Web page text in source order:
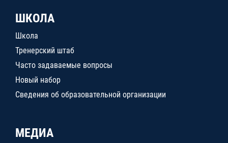
ШКОЛА
Школа
Тренерский штаб
Часто задаваемые вопросы
Новый набор
Сведения об образовательной организации
МЕДИА